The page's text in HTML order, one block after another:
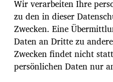
Wir verarbeiten Ihre
zu den in dieser
Zwecken. Eine
Daten an Dritte zu
Zwecken findet nicht
persönlichen Daten nur